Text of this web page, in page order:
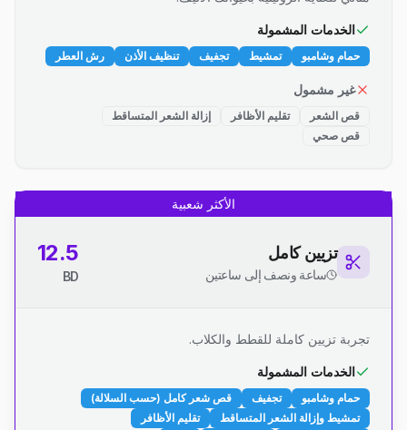
الخدمات المشمولة
حمام وشامبو تمشيط تجفيف تنظيف الأذن رش العطر
غير مشمول
قص الشعر تقليم الأظافر
إزالة الشعر المتساقط
قص صحي
الأكثر شعبية
تزيين كامل
ساعة ونصف إلى ساعتين
12.5
BD
تجربة تزيين كاملة للقطط والكلاب.
الخدمات المشمولة
حمام وشامبو تجفيف
قص شعر كامل (حسب السلالة)
تمشيط وإزالة الشعر المتساقط
تقليم الأظافر